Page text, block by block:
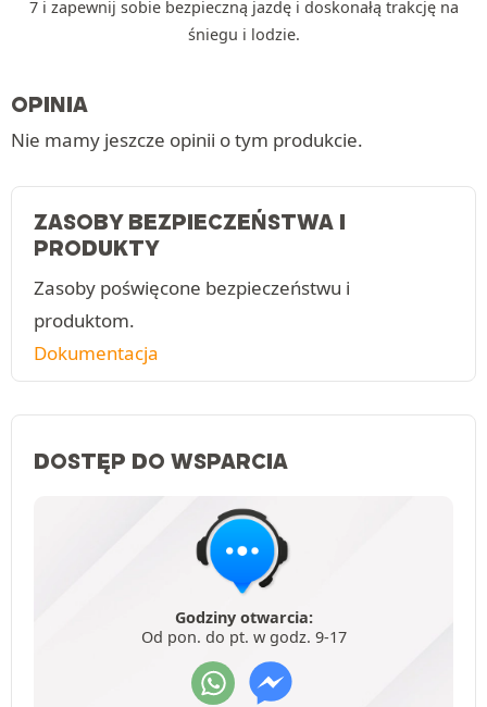
7 i zapewnij sobie bezpieczną jazdę i doskonałą trakcję na
śniegu i lodzie.
OPINIA
Nie mamy jeszcze opinii o tym produkcie.
ZASOBY BEZPIECZEŃSTWA I
PRODUKTY
Zasoby poświęcone bezpieczeństwu i
produktom.
Dokumentacja
DOSTĘP DO WSPARCIA
Godziny otwarcia:
Od pon. do pt. w godz. 9-17